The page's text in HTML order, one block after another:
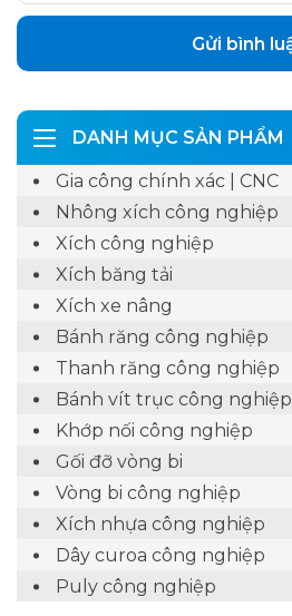
DANH MỤC SẢN PHẨM
Gia công chính xác | CNC
Nhông xích công nghiệp
Xích công nghiệp
Xích băng tải
Xích xe nâng
Bánh răng công nghiệp
Thanh răng công nghiệp
Bánh vít trục công nghiệp
Khớp nối công nghiệp
Gối đỡ vòng bi
Vòng bi công nghiệp
Xích nhựa công nghiệp
Dây curoa công nghiệp
Puly công nghiệp